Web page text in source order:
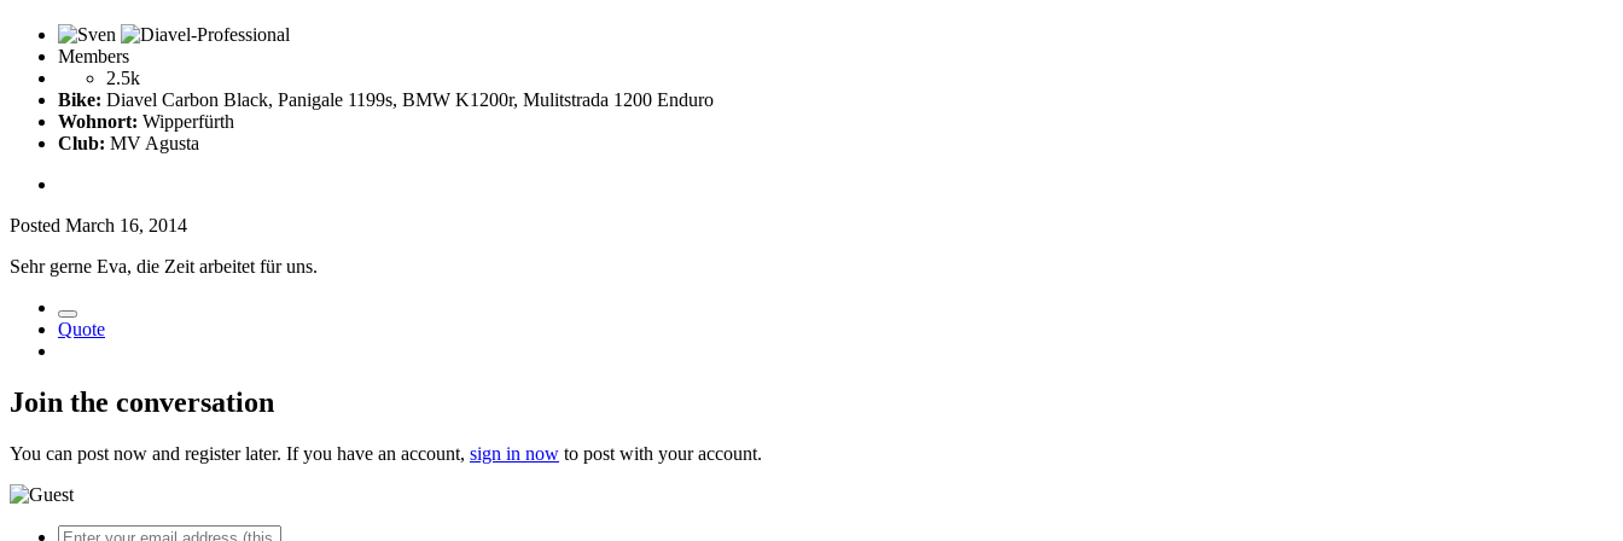
Members
2.5k
Bike: Diavel Carbon Black, Panigale 1199s, BMW K1200r, Mulitstrada 1200 Enduro
Wohnort: Wipperfürth
Club: MV Agusta
Posted March 16, 2014
Sehr gerne Eva, die Zeit arbeitet für uns.
Quote
Join the conversation
You can post now and register later. If you have an account, sign in now to post with your account.